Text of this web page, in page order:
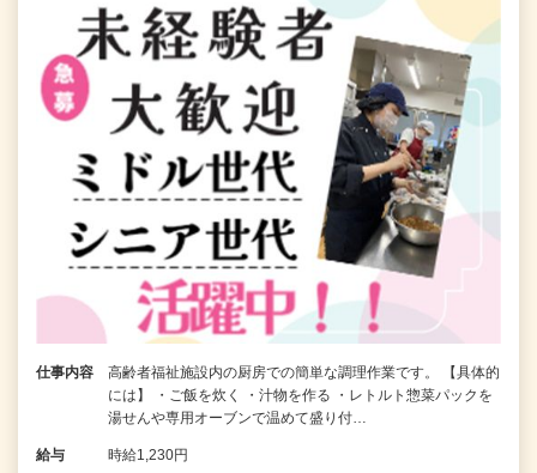
仕事内容
高齢者福祉施設内の厨房での簡単な調理作業です。 【具体的
には】 ・ご飯を炊く ・汁物を作る ・レトルト惣菜パックを
湯せんや専用オーブンで温めて盛り付…
給与 時給1,230円